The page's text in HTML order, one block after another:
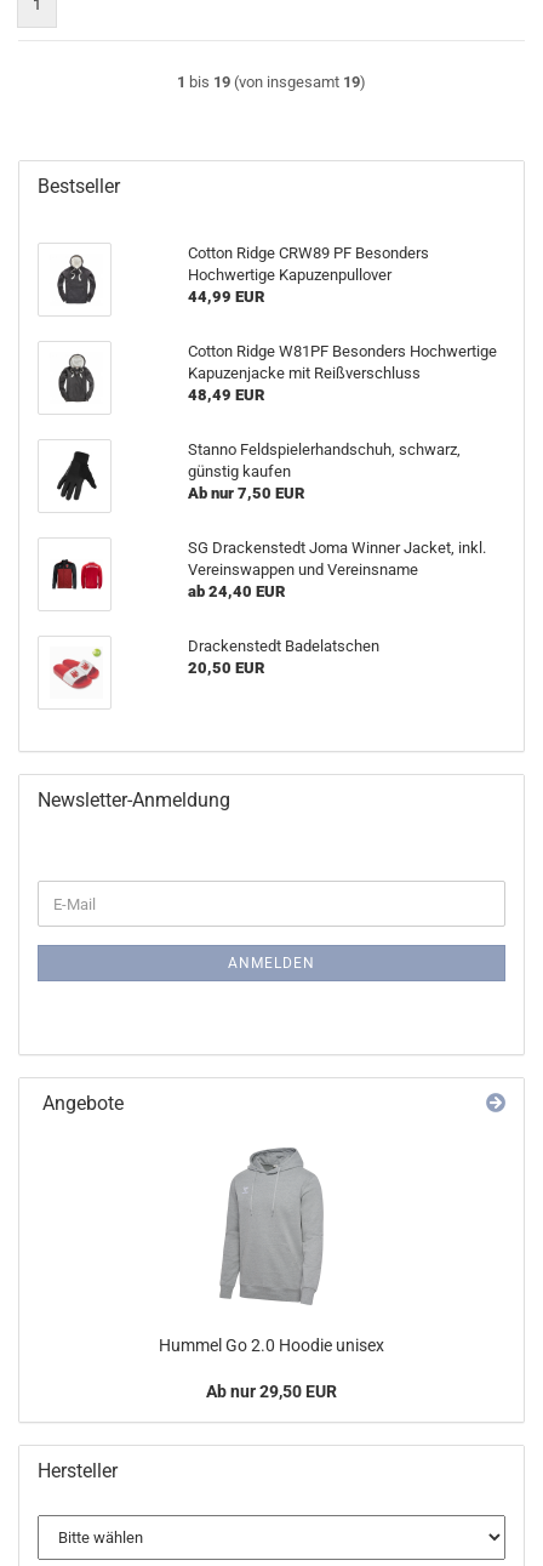
1
1 bis 19 (von insgesamt 19)
Bestseller
Cotton Ridge CRW89 PF Besonders
Hochwertige Kapuzenpullover
44,99 EUR
Cotton Ridge W81PF Besonders Hochwertige
Kapuzenjacke mit Reißverschluss
48,49 EUR
Stanno Feldspielerhandschuh, schwarz,
günstig kaufen
Ab nur 7,50 EUR
SG Drackenstedt Joma Winner Jacket, inkl.
Vereinswappen und Vereinsname
ab 24,40 EUR
Drackenstedt Badelatschen
20,50 EUR
Newsletter-Anmeldung
ZUR
E-
Mail
ANMELDEN
Angebote
Hummel Go 2.0 Hoodie unisex
Ab nur 29,50 EUR
Hersteller